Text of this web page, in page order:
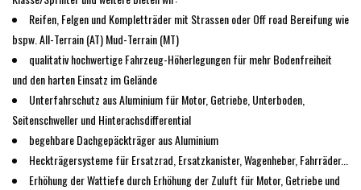
SONDERANGEBOTE
Reifen, Felgen und Kompletträder mit Strassen oder Off road Bereifung wie
bspw. All-Terrain (AT) Mud-Terrain (MT)
qualitativ hochwertige Fahrzeug-Höherlegungen für mehr Bodenfreiheit
und den harten Einsatz im Gelände
Unterfahrschutz aus Aluminium für Motor, Getriebe, Unterboden,
Seitenschweller und Hinterachsdifferential
begehbare Dachgepäckträger aus Aluminium
Heckträgersysteme für Ersatzrad, Ersatzkanister, Wagenheber, Fahrräder...
Erhöhung der Wattiefe durch Erhöhung der Zuluft für Motor, Getriebe und